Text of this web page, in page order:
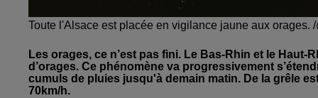
Toute l'Alsace est placée en vigilance jaune aux orages.
Les orages, ce n’est pas fini. Le Bas-Rhin et le
d’orages. Ce phénomène va progressivement
cumuls de pluies jusqu'à demain matin. De la grêle
70km/h.